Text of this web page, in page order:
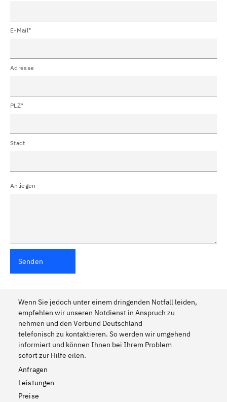
E-Mail*
Adresse
PLZ*
Stadt
Anliegen
Senden
Wenn Sie jedoch unter einem dringenden Notfall leiden,
empfehlen wir unseren Notdienst in Anspruch zu
nehmen und den Verbund Deutschland
telefonisch zu kontaktieren. So werden wir umgehend
informiert und können Ihnen bei Ihrem Problem
sofort zur Hilfe eilen.
Anfragen
Leistungen
Preise